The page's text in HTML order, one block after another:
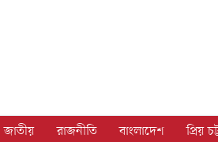
জাতীয় রাজনীতি বাংলাদেশ প্রিয়